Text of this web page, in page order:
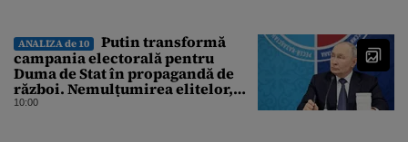
ANALIZA de 10
Putin transformă
campania electorală pentru
Duma de Stat în propagandă de
război. Nemulțumirea elitelor,
tratată cu indiferență la Kremlin
10:00